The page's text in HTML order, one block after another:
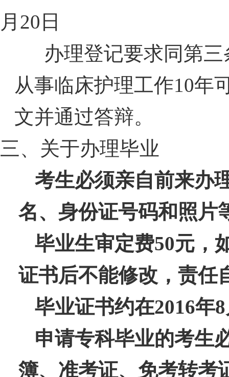
月 20 日
办理登记要求同第三
从事临床护理工作10年
文并通过答辩。
三、关于办理毕业
考生必须亲自前来办
名、身份证号码和照片
毕业生审定费50元，
证书后不能修改，责任
毕业证书约在2016年8
申请专科毕业的考生
簿、准考证、免考转考